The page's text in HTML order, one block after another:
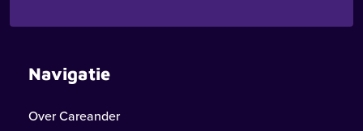
Navigatie
Over Careander